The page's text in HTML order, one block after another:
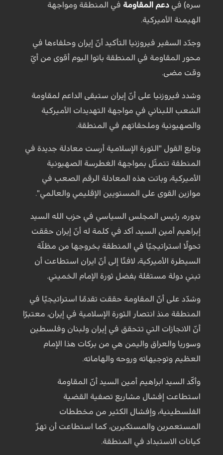
سره) في دعم المقاومة في المنطقة ومواجهة
الهيمنة الأميركية.
وجدّد السفير فيروزنيا التأكيد أنّ إيران وحلفاءها في
محور المقاومة في المنطقة باتوا اليوم أقوى من أيّ
وقت مضى.
وشدد فيروزنيا على أنّ إيران ستبقى الداعم لمقاومة
الشعب اللبناني في مواجهة التهديدات الأميركية
والصهيونية وملحقاتهم في المنطقة.
وتابع القول "الثورة الإسلامية أرست معادلة جديدة في
المنطقة تتمثّل بمواجهة الغطرسة الصهيونية
الأميركية، وباتت هذه المعادلة الرقم الصعب في
موازين القوى على المستويين الإقليمي والعالمي".
بدوره، رئيس المجلس السياسي في حزب الله السيد
إبراهيم أمين السيد، أكد في كلمة له أنّ إيران حققت
تحولًا استراتيجيًا في المنطقة بخروجها من مظلّة
السيطرة الأميركية، لافتًا إلى أنّ ايران استطاعت أن
تبني دولة مستقلة بفضل ثورة الإمام الخميني.
وشدّد على أنّ المقاومة حققت تقدمًا استراتيجيًا في
المنطقة منذ انتصار الثورة الإسلامية في إيران، معتبرًا
أنّ الانجازات التي تتحقق في إيران ولبنان وفلسطين
وسوريا والعراق واليمن هي من بركات هذا الإمام
العظيم وتوجيهاته وروحه والهاماته.
وأكّد السيد ابراهيم أمين السيد أنّ المقاومة
استطاعت إفشال مشاريع تصفية القضية
الفلسطينية، وإفشال الكثير من مخططات
المستعمرين والمستكبرين، كما استطاعت أن تهزّ
كيانات الاستبداد في المنطقة.